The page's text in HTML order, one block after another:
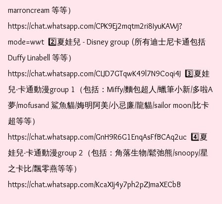
marroncream 等等）
https://chat.whatsapp.com/CPK9Ej2mqtm2ri8IyuKAWj?
mode=wwt  2️⃣夏娃兒 - Disney group (所有迪士尼卡通包括
Duffy Linabell 等等）
https://chat.whatsapp.com/CLJD7GTqwK49l7N9Coqi4J  3️⃣夏娃
兒-卡通動漫group 1（包括：Miffy/麵包超人/蠟筆小新/多啦A
夢/mofusand 鯊魚貓/娒明阿美/小忌廉/龍貓/sailor moon/比卡
超等等）
https://chat.whatsapp.com/GnH9R6G1EnqAsFfBCAq2uc  4️⃣夏
娃兒-卡通動漫group 2（包括：角落生物/鬆弛熊/snoopy/星
之卡比/飄零燕等等）
https://chat.whatsapp.com/KcaXIj4y7ph2pZJmaXECbB